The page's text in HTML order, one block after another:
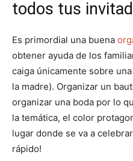
todos tus
Es primordial una buena
obtener ayuda de los
caiga únicamente sobre
la madre). Organizar un
organizar una boda por lo
la temática, el color
lugar donde se va a
rápido!